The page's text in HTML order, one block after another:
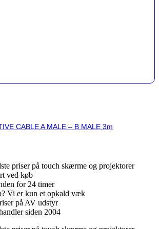
CABLE A MALE – B MALE 3m
priser på touch skærme og projektorer
ved køb
for 24 timer
Vi er kun et opkald væk
på AV udstyr
siden 2004